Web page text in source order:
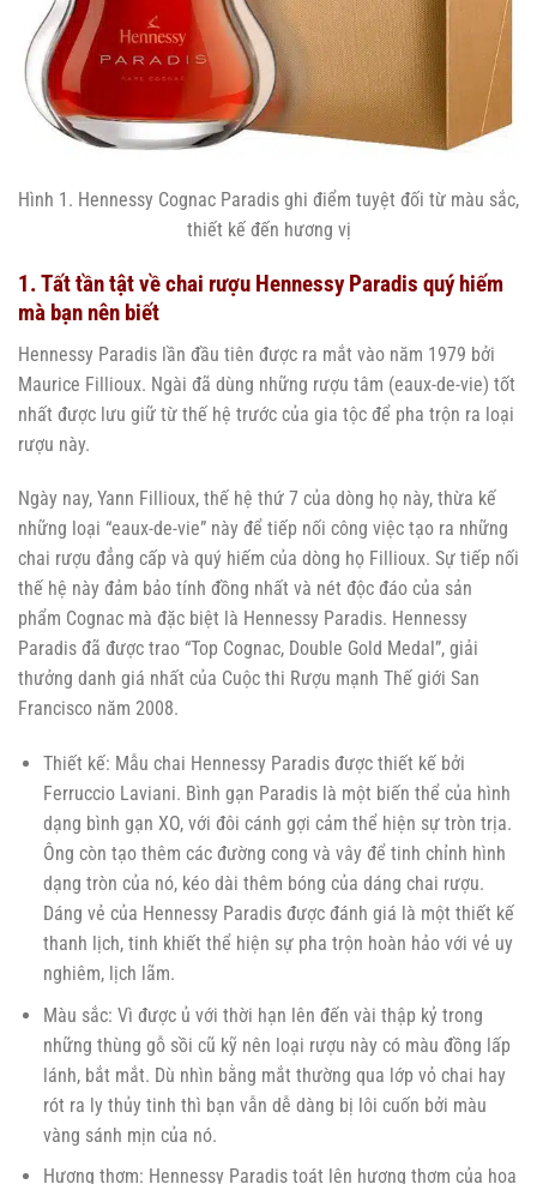
Hình 1. Hennessy Cognac Paradis ghi điểm tuyệt đối từ màu sắc,
thiết kế đến hương vị
1. Tất tần tật về chai rượu Hennessy Paradis quý hiếm
mà bạn nên biết
Hennessy Paradis lần đầu tiên được ra mắt vào năm 1979 bởi
Maurice Fillioux. Ngài đã dùng những rượu tâm (eaux-de-vie) tốt
nhất được lưu giữ từ thế hệ trước của gia tộc để pha trộn ra loại
rượu này.
Ngày nay, Yann Fillioux, thế hệ thứ 7 của dòng họ này, thừa kế
những loại “eaux-de-vie” này để tiếp nối công việc tạo ra những
chai rượu đẳng cấp và quý hiếm của dòng họ Fillioux. Sự tiếp nối
thế hệ này đảm bảo tính đồng nhất và nét độc đáo của sản
phẩm Cognac mà đặc biệt là Hennessy Paradis. Hennessy
Paradis đã được trao “Top Cognac, Double Gold Medal”, giải
thưởng danh giá nhất của Cuộc thi Rượu mạnh Thế giới San
Francisco năm 2008.
Thiết kế: Mẫu chai Hennessy Paradis được thiết kế bởi
Ferruccio Laviani. Bình gạn Paradis là một biến thể của hình
dạng bình gạn XO, với đôi cánh gợi cảm thể hiện sự tròn trịa.
Ông còn tạo thêm các đường cong và vây để tinh chỉnh hình
dạng tròn của nó, kéo dài thêm bóng của dáng chai rượu.
Dáng vẻ của Hennessy Paradis được đánh giá là một thiết kế
thanh lịch, tinh khiết thể hiện sự pha trộn hoàn hảo với vẻ uy
nghiêm, lịch lãm.
Màu sắc: Vì được ủ với thời hạn lên đến vài thập kỷ trong
những thùng gỗ sồi cũ kỹ nên loại rượu này có màu đồng lấp
lánh, bắt mắt. Dù nhìn bằng mắt thường qua lớp vỏ chai hay
rót ra ly thủy tinh thì bạn vẫn dễ dàng bị lôi cuốn bởi màu
vàng sánh mịn của nó.
Hương thơm: Hennessy Paradis toát lên hương thơm của hoa